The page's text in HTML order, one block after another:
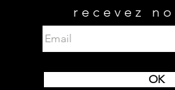
recevez
OK